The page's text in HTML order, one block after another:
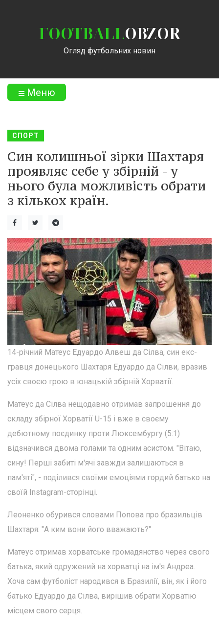
FOOTBALLOBZOR
Огляд футбольних новин
Меню
СПОРТ
Син колишньої зірки Шахтаря
проявляє себе у збірній - у
нього була можливість обрати
з кількох країн.
14-річний Матеус Едуардо Алвеш да Сілва, син екс-
гравця донецького Шахтаря Едуардо да Сілви, вразив
усіх своєю грою в юнацькій збірній Хорватії.
Матеус да Сілва нещодавно отримав запрошення до
складу збірної Хорватії U-15 і вже в своєму
дебютному поєдинку проти Люксембургу (5:1)
відзначився двома голами та одним асистом. "Вітаю,
сину! Перші забиті м'ячі завжди залишаються в
пам'яті", - поділився своїми емоціями гордий батько на
своїй Instagram-сторінці.
Леоненко обурився словами Попова про бразильців
Шахтаря: "А ким вони його вважають?"
Матеус отримав хорватське громадянство через свого
батька, який одружений на хорватці на ім'я Андреа.
Хоча сам футболіст народився в Бразилії, він, як і його
батько Едуардо да Сілва, вирішив обрати Хорватію
місцем свого серця.